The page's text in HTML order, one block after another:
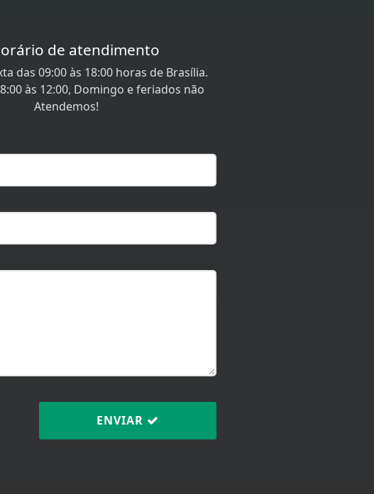
de atendimento
das 09:00 às 18:00 horas de Brasília.
às 12:00, Domingo e feriados não
Atendemos!
ENVIAR